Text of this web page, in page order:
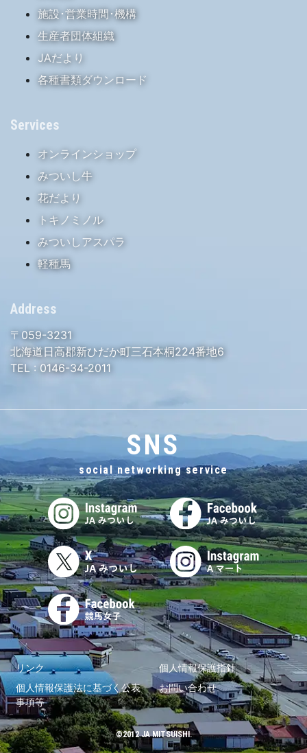
施設･営業時間･機構
生産者団体組織
JAだより
各種書類ダウンロード
Services
オンラインショップ
みついし牛
花だより
トキノミノル
みついしアスパラ
軽種馬
Address
〒059-3231
北海道日高郡新ひだか町三石本桐224番地6
TEL : 0146-34-2011
SNS
social networking service
リンク
個人情報保護指針
個人情報保護法に基づく公表
事項等
お問い合わせ
©2012 JA MITSUISHI.